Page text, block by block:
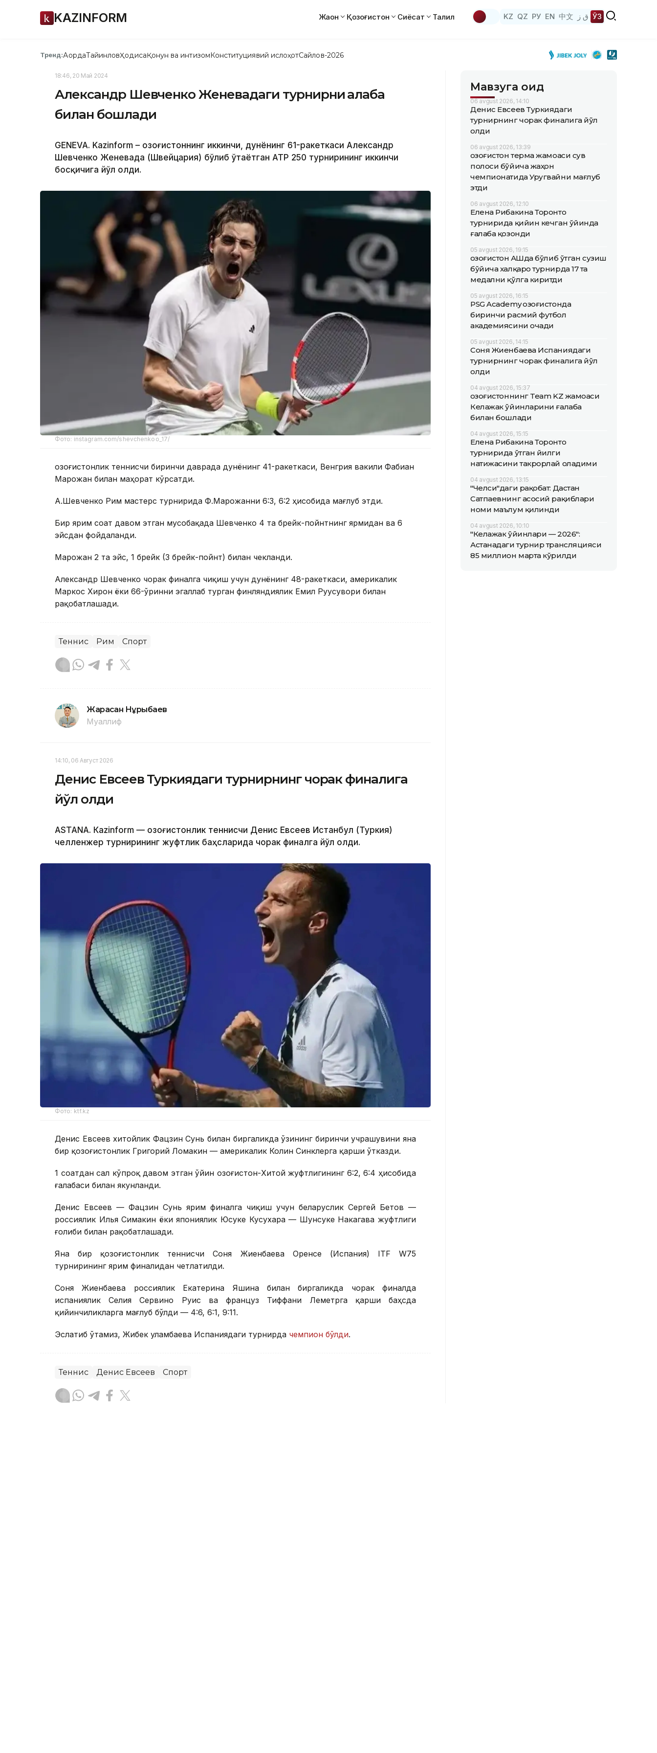
KAZINFORM Жаҳон Қозоғистон Сиёсат Таҳлил KZ QZ РУ EN 中文 ق ز ЎЗ
Тренд:АқордаТайинловҲодисаҚонун ва интизомКонституциявий ислоҳотСайлов-2026
18:46, 20 Май 2024
Александр Шевченко Женевадаги турнирни ғалаба
билан бошлади
GENEVA. Kazinform – Қозоғистоннинг иккинчи, дунёнинг 61-ракеткаси Александр
Шевченко Женевада (Швейцария) бўлиб ўтаётган АТР 250 турнирининг иккинчи
босқичига йўл олди.
Фото: instagram.com/shevchenkoo_17/
Қозоғистонлик теннисчи биринчи даврада дунёнинг 41-ракеткаси, Венгрия вакили Фабиан
Марожан билан маҳорат кўрсатди.
А.Шевченко Рим мастерс турнирида Ф.Марожанни 6:3, 6:2 ҳисобида мағлуб этди.
Бир ярим соат давом этган мусобақада Шевченко 4 та брейк-пойнтнинг ярмидан ва 6
эйсдан фойдаланди.
Марожан 2 та эйс, 1 брейк (3 брейк-пойнт) билан чекланди.
Александр Шевченко чорак финалга чиқиш учун дунёнинг 48-ракеткаси, америкалик
Маркос Хирон ёки 66-ўринни эгаллаб турган финляндиялик Емил Руусувори билан
рақобатлашади.
Теннис Рим Спорт
Жарасқан Нұрыбаев
Муаллиф
14:10, 06 Август 2026
Денис Евсеев Туркиядаги турнирнинг чорак финалига
йўл олди
ASTANА. Кazinform — Қозоғистонлик теннисчи Денис Евсеев Истанбул (Туркия)
челленжер турнирининг жуфтлик баҳсларида чорак финалга йўл олди.
Фото: ktf.kz
Денис Евсеев хитойлик Фацзин Сунь билан биргаликда ўзининг биринчи учрашувини яна
бир қозоғистонлик Григорий Ломакин — америкалик Колин Синклерга қарши ўтказди.
1 соатдан сал кўпроқ давом этган ўйин Қозоғистон-Хитой жуфтлигининг 6:2, 6:4 ҳисобида
ғалабаси билан якунланди.
Денис Евсеев — Фацзин Сунь ярим финалга чиқиш учун беларуслик Сергей Бетов —
россиялик Илья Симакин ёки япониялик Юсуке Кусухара — Шунсуке Накагава жуфтлиги
ғолиби билан рақобатлашади.
Яна бир қозоғистонлик теннисчи Соня Жиенбаева Оренсе (Испания) ITF W75
турнирининг ярим финалидан четлатилди.
Соня Жиенбаева россиялик Екатерина Яшина билан биргаликда чорак финалда
испаниялик Селия Сервино Руис ва француз Тиффани Леметрга қарши баҳсда
қийинчиликларга мағлуб бўлди — 4:6, 6:1, 9:11.
Эслатиб ўтамиз, Жибек Қуламбаева Испаниядаги турнирда чемпион бўлди.
Теннис Денис Евсеев Спорт
Мавзуга оид
06 avgust 2026, 14:10
Денис Евсеев Туркиядаги
турнирнинг чорак финалига йўл
олди
06 avgust 2026, 13:39
Қозоғистон терма жамоаси сув
полоси бўйича жаҳон
чемпионатида Уругвайни мағлуб
этди
06 avgust 2026, 12:10
Елена Рибакина Торонто
турнирида қийин кечган ўйинда
ғалаба қозонди
05 avgust 2026, 19:15
Қозоғистон АҚШда бўлиб ўтган сузиш
бўйича халқаро турнирда 17 та
медални қўлга киритди
05 avgust 2026, 16:15
PSG Academy Қозоғистонда
биринчи расмий футбол
академиясини очади
05 avgust 2026, 14:15
Соня Жиенбаева Испаниядаги
турнирнинг чорак финалига йўл
олди
04 avgust 2026, 15:37
Қозоғистоннинг Team KZ жамоаси
Келажак ўйинларини ғалаба
билан бошлади
04 avgust 2026, 15:15
Елена Рибакина Торонто
турнирида ўтган йилги
натижасини такрорлай оладими
04 avgust 2026, 13:15
"Челси"даги рақобат: Дастан
Сатпаевнинг асосий рақиблари
номи маълум қилинди
04 avgust 2026, 10:10
"Келажак ўйинлари — 2026":
Астанадаги турнир трансляцияси
85 миллион марта кўрилди